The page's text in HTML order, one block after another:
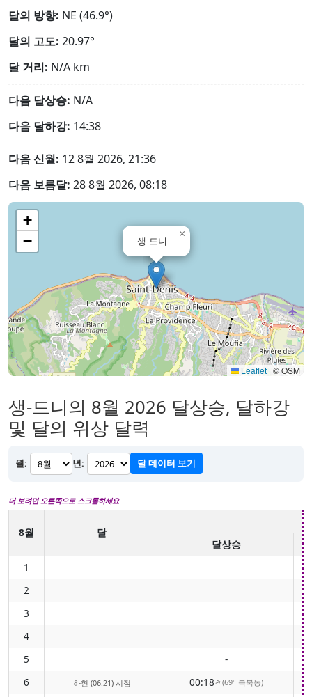
달의 방향: NE (46.9°)
달의 고도: 20.97°
달 거리: N/A km
다음 달상승: N/A
다음 달하강: 14:38
다음 신월: 12 8월 2026, 21:36
다음 보름달: 28 8월 2026, 08:18
생-드니
×
+
−
Leaflet | © OSM
생-드니의 8월 2026 달상승, 달하강
및 달의 위상 달력
월: 년: 달 데이터 보기
더 보려면 오른쪽으로 스크롤하세요
8월
달
달상승
1
2
3
4
5
-
6
하현 (06:21) 시점 00:18↑(69° 북북동)